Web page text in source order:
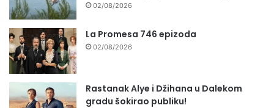
02/08/2026
La Promesa 746 epizoda
02/08/2026
Rastanak Alye i Džihana u Dalekom
gradu šokirao publiku!